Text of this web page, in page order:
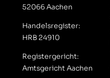
52066 Aachen
Handelsregister:
HRB 24910
Registergericht:
Amtsgericht Aachen